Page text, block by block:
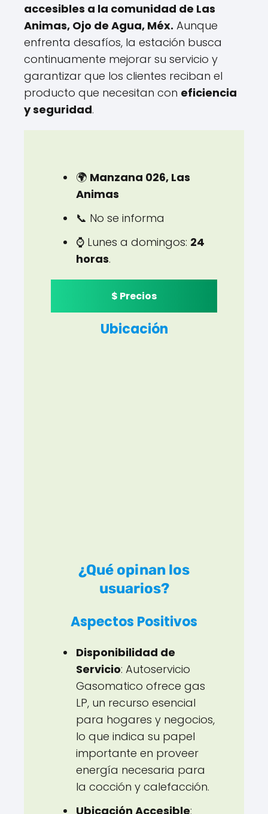
accesibles a la comunidad de Las
Animas, Ojo de Agua, Méx. Aunque
enfrenta desafíos, la estación busca
continuamente mejorar su servicio y
garantizar que los clientes reciban el
producto que necesitan con eficiencia
y seguridad.
🌍 Manzana 026, Las
Animas
📞 No se informa
⌚ Lunes a domingos: 24
horas.
$ Precios
Ubicación
¿Qué opinan los
usuarios?
Aspectos Positivos
Disponibilidad de
Servicio: Autoservicio
Gasomatico ofrece gas
LP, un recurso esencial
para hogares y negocios,
lo que indica su papel
importante en proveer
energía necesaria para
la cocción y calefacción.
Ubicación Accesible: